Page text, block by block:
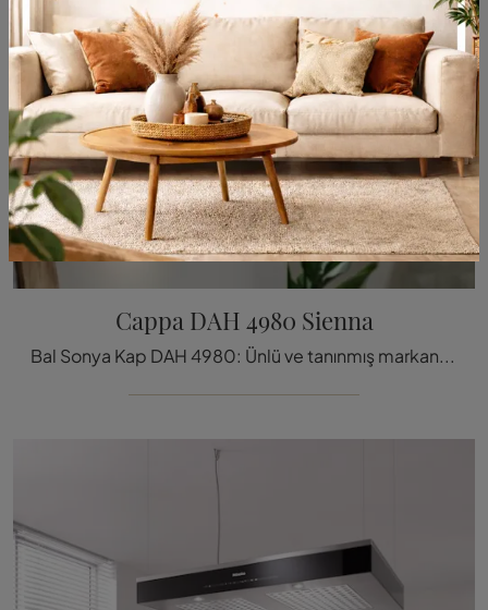
Cappa DAH 4980 Sienna
Bal Sonya Kap DAH 4980: Ünlü ve tanınmış markanın beyaz eşya ve davlumbazları hakkında daha fazla bilgi edinmek